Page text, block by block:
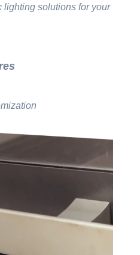
solutions for your